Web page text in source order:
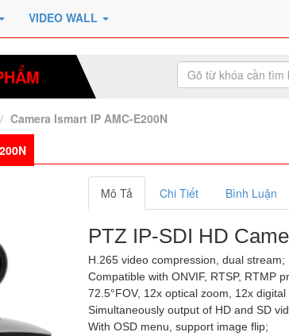
VIDEO WALL
Camera Ismart IP AMC-E200N
Mô Tả Chi Tiết Bình Luận
PTZ IP-SDI HD
H.265 video compression, dual stream;
Compatible with ONVIF, RTSP, RTMP
72.5°FOV, 12x optical zoom, 12x digital
Simultaneously output of HD and SD
With OSD menu, support image flip;